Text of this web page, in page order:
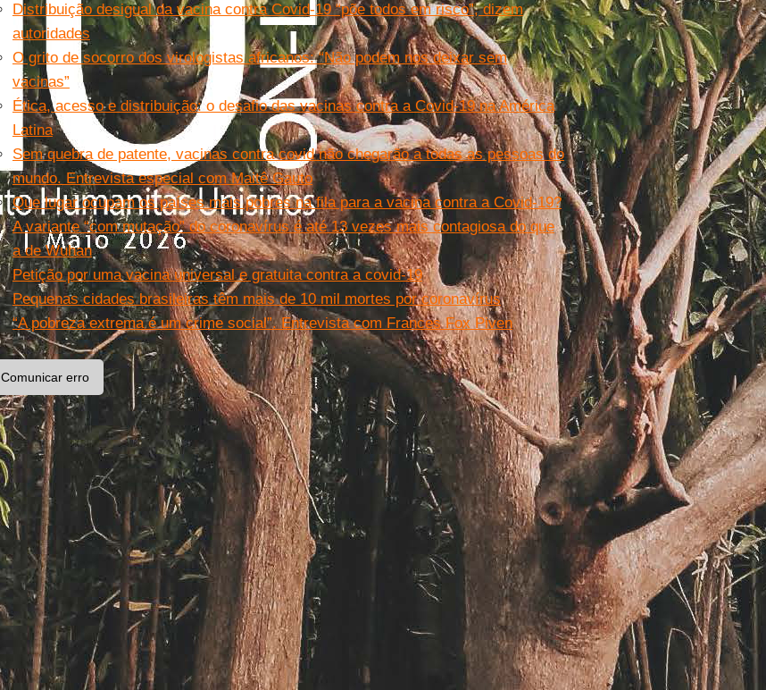
Distribuição desigual da vacina contra Covid-19 “põe todos em risco”, dizem
autoridades
O grito de socorro dos virologistas africanos: “Não podem nos deixar sem
vacinas”
Ética, acesso e distribuição: o desafio das vacinas contra a Covid-19 na América
Latina
Sem quebra de patente, vacinas contra covid não chegarão a todas as pessoas do
mundo. Entrevista especial com Maitê Gauto
Que lugar ocupam os países mais pobres na fila para a vacina contra a Covid-19?
A variante “com mutação” do coronavírus é até 13 vezes mais contagiosa do que
a de Wuhan
Petição por uma vacina universal e gratuita contra a covid-19
Pequenas cidades brasileiras têm mais de 10 mil mortes por coronavírus
“A pobreza extrema é um crime social”. Entrevista com Frances Fox Piven
Comunicar erro